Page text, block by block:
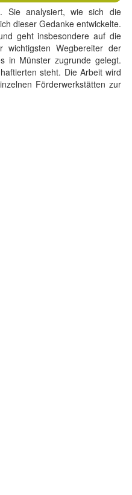
Sie analysiert, wie sich die
dieser Gedanke entwickelte.
geht insbesondere auf die
wichtigsten Wegbereiter der
in Münster zugrunde gelegt.
steht. Die Arbeit wird
Förderwerkstätten zur